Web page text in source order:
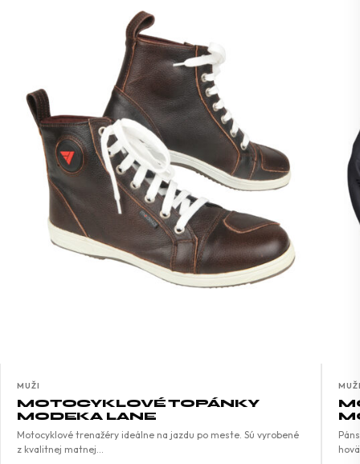
MUŽI
MOTOCYKLOVÉ TOPÁNKY
MODEKA LANE
Motocyklové trenažéry ideálne na jazdu po meste. Sú vyrobené
z kvalitnej matnej…